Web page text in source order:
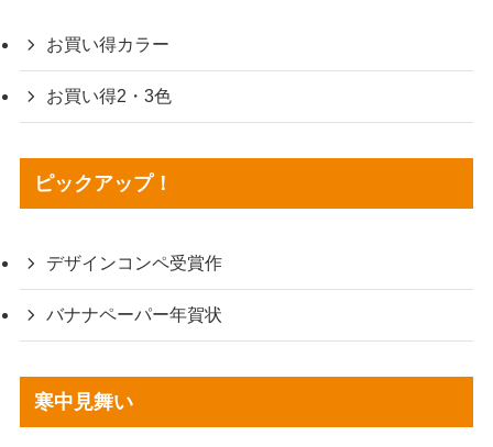
お買い得カラー
お買い得2・3色
ピックアップ！
デザインコンペ受賞作
バナナペーパー年賀状
寒中見舞い